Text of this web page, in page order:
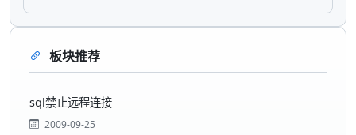
板块推荐
sql禁止远程连接
2009-09-25